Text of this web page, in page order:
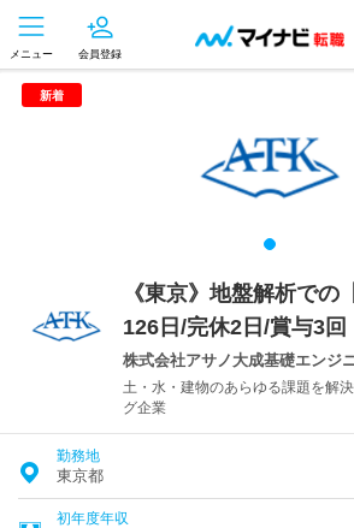
メニュー 会員登録
新着
《東京》地盤解析での
126日/完休2日/賞与3回
株式会社アサノ大成基礎エンジ
土・水・建物のあらゆる課題を解
グ企業
勤務地
東京都
初年度年収